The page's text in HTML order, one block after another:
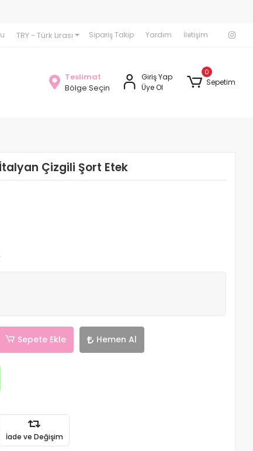
Tayt Crop Takımlarında 1000 TL üzerindeki
TRY - Türk Lirası Sipariş Takip Yardım İletişim
Teslimat
Bölge Seçin
Giriş Yap
Üye Ol
0
Sepetim
Çizgili Şort Etek
Sepete Ekle Hemen Al
İade ve Değişim